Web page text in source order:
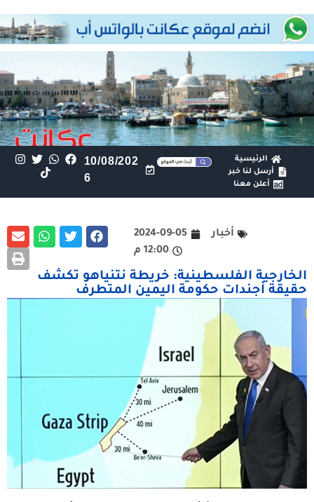
الرئيسية
أرسل لنا خبر
أعلن معنا
10/08/202
6
أخبار
2024-09-05
12:00 م
الخارجية الفلسطينية: خريطة نتنياهو تكشف
حقيقة أجندات حكومة اليمين المتطرف